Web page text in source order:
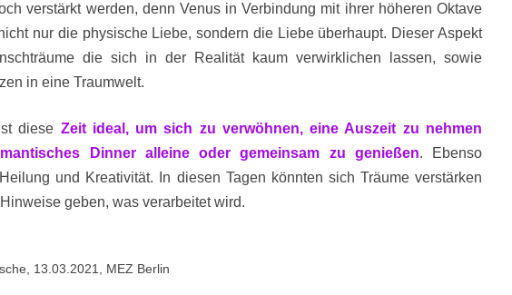
verstärkt werden, denn Venus in Verbindung mit ihrer höheren Oktave
nur die physische Liebe, sondern die Liebe überhaupt. Dieser Aspekt
die sich in der Realität kaum verwirklichen lassen, sowie
in eine Traumwelt.
diese Zeit ideal, um sich zu verwöhnen, eine Auszeit zu nehmen
Dinner alleine oder gemeinsam zu genießen. Ebenso
und Kreativität.
In diesen Tagen könnten sich Träume verstärken
geben, was verarbeitet wird.
13.03.2021, MEZ Berlin